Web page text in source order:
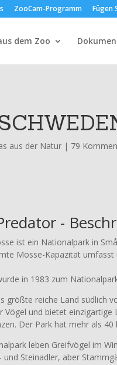
ZooCam-Programm Fügen
dem Zoo
aus der Natur| 79
-
ist ein Nationalpark in
Mosse-Kapazität
in 1983 zum
größte reiche Land südlich
Vögel und bietet
Der Park hat mehr als 40
leben Greifvögel im
und Steinadler, aber